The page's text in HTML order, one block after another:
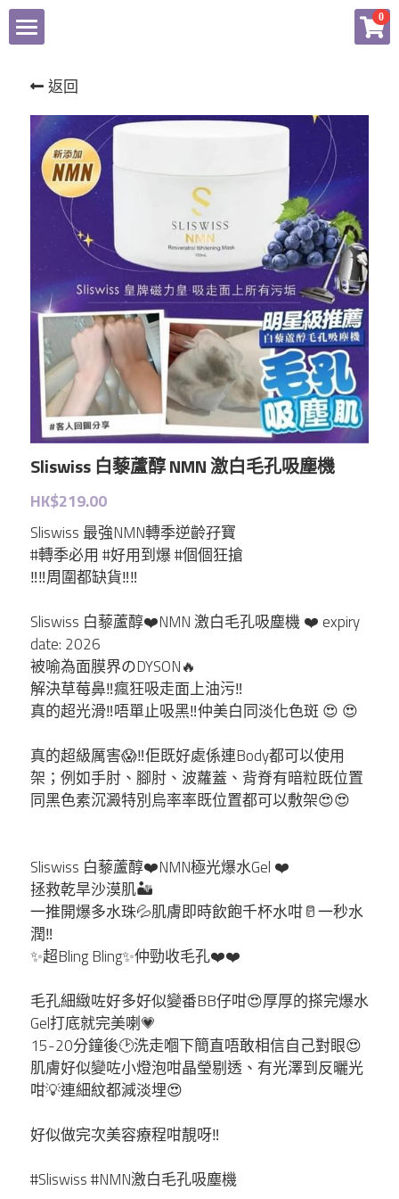
0
商品
所有商品分類
bb lab
Dermier
Medipeel
PPaebar
Elthy
Feelfing
Growus
Eunice
Dr.Melaxin
Meditherapy
wellage
Sungboon
Ronas
WHOO后
Lefilleo
CHOSUNGAH MEGA FIT
付款辦法
Facebook
登錄
返回
Sliswiss 白藜蘆醇 NMN 激白毛孔吸塵機
HK$219.00
Sliswiss 最強NMN轉季逆齡孖寶
#轉季必用 #好用到爆 #個個狂搶
‼️‼️周圍都缺貨‼️‼️
Sliswiss 白藜蘆醇❤️NMN 激白毛孔吸塵機 ❤️ expiry
date: 2026
被喻為面膜界のDYSON🔥
解決草莓鼻‼️瘋狂吸走面上油污‼️
真的超光滑‼️唔單止吸黑‼️仲美白同淡化色斑 😍 😍
真的超級厲害😱‼️佢既好處係連Body都可以使用
架；例如手肘、腳肘、波蘿蓋、背脊有暗粒既位置
同黑色素沉澱特別烏率率既位置都可以敷架😍😍
Sliswiss 白藜蘆醇❤️NMN極光爆水Gel ❤️
拯救乾旱沙漠肌🏜️
一推開爆多水珠💦肌膚即時飲飽千杯水咁🥛一秒水
潤‼️
✨超Bling Bling✨仲勁收毛孔❤️❤️
毛孔細緻咗好多好似變番BB仔咁😍厚厚的搽完爆水
Gel打底就完美喇💗
15-20分鐘後🕑洗走嗰下簡直唔敢相信自己對眼😍
肌膚好似變咗小燈泡咁晶瑩剔透、有光澤到反曬光
咁💡連細紋都減淡埋😍
好似做完次美容療程咁靚呀‼️ ️
#Sliswiss #NMN激白毛孔吸塵機
×
所有商品分類